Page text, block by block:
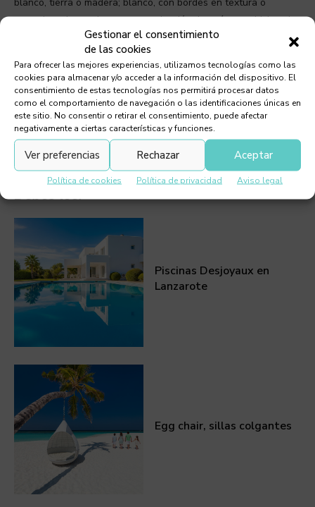
Gestionar el consentimiento
de las cookies
Para ofrecer las mejores experiencias, utilizamos tecnologías como las
cookies para almacenar y/o acceder a la información del dispositivo. El
consentimiento de estas tecnologías nos permitirá procesar datos
como el comportamiento de navegación o las identificaciones únicas en
este sitio. No consentir o retirar el consentimiento, puede afectar
negativamente a ciertas características y funciones.
Aceptar
Rechazar
Ver preferencias
Política de cookies Política de privacidad Aviso legal
veteado, colores alegres como algodón de azúcar o chicle, y la
elegancia imperturbable del negro. Combinando elementos
mate con el satinado y el dorado de la grifería.
ETIQUETAS: DECORACIÓN
Debes leer
Piscinas Desjoyaux en
Lanzarote
Egg chair, sillas colgantes